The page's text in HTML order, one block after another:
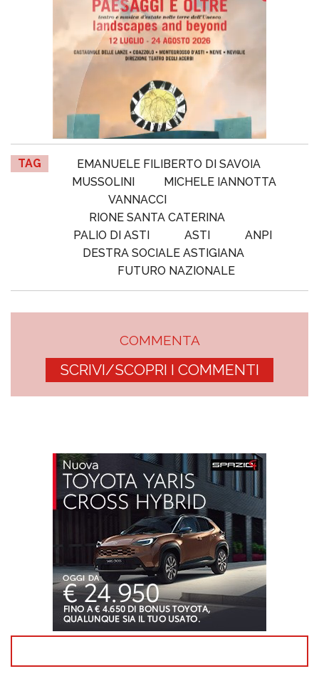
TAG
EMANUELE FILIBERTO DI SAVOIA
MUSSOLINI
MICHELE IANNOTTA
VANNACCI
RIONE SANTA CATERINA
PALIO DI ASTI
ASTI
ANPI
DESTRA SOCIALE ASTIGIANA
FUTURO NAZIONALE
COMMENTA
SCRIVI/SCOPRI I COMMENTI